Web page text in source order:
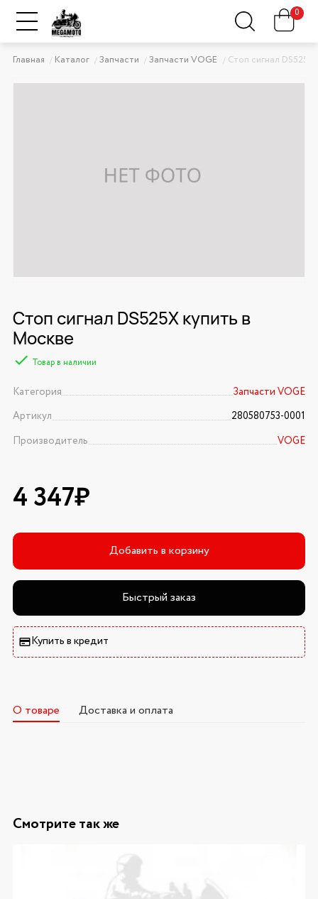
0
Главная Каталог Запчасти Запчасти VOGE Стоп сигнал DS525X
Стоп сигнал DS525X купить в
Москве
Товар в наличии
Категория
Запчасти VOGE
Артикул
280580753-0001
Производитель
VOGE
4 347₽
Добавить в корзину
Быстрый заказ
Купить в кредит
О товаре Доставка и оплата
Смотрите так же